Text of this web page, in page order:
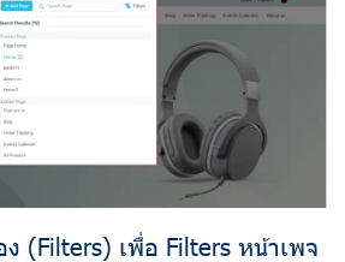
(Filters) เพื่อ Filters หน้าเพจ